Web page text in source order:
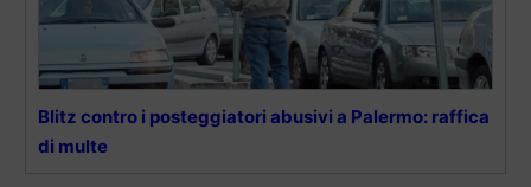
Blitz contro i posteggiatori abusivi a Palermo: raffica
di multe